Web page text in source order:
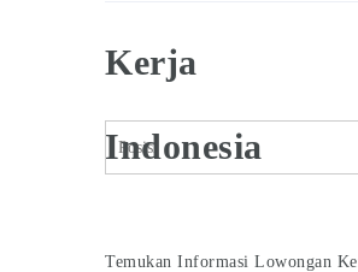
Temukan Informasi Lowongan